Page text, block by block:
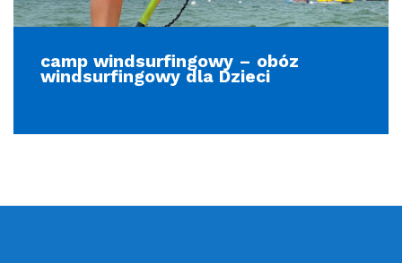
camp windsurfingowy – obóz
windsurfingowy dla Dzieci